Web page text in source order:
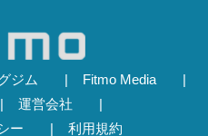
ジム
Fitmo Media
運営会社
ー
利用規約